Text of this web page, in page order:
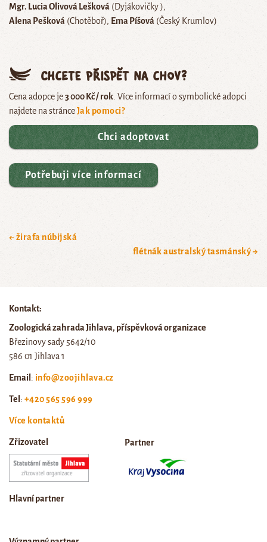
Mgr. Lucia Olivová Lešková (Dyjákovičky )
Alena Pešková (Chotěboř) Ema Píšová (Český Krumlov)
Chcete přispět na chov?
Cena adopce je3 000 Kč / rok . Více informací o symbolické adopci
najdete na stránceJak pomoci?
Chci adoptovat
Potřebuji více informací
← žirafa núbijská
flétnák australský tasmánský →
Kontakt:
Zoologická zahrada Jihlava, příspěvková organizace
Březinovy sady 5642/10
586 01 Jihlava 1
Email : info@zoojihlava.cz
Tel : +420 565 596 999
Více kontaktů
Zřizovatel Partner
Hlavní partner